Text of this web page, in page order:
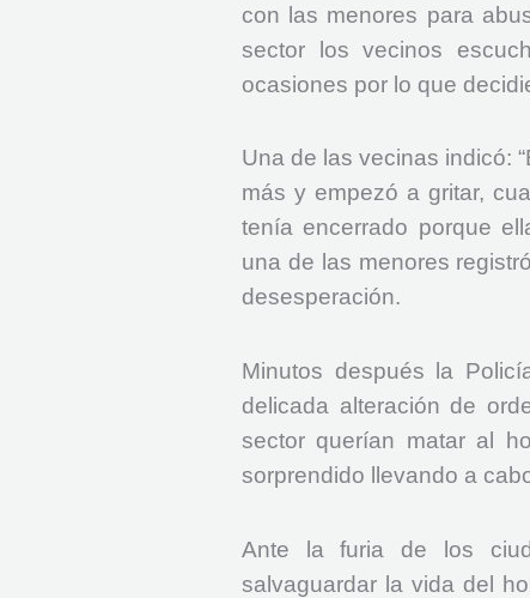
con las menores para
sector los vecinos
ocasiones por lo que
Una de las vecinas indicó:
más y empezó a gritar,
tenía encerrado porque
una de las menores
desesperación.
Minutos después la
delicada alteración de
sector querían matar al
sorprendido llevando a
Ante la furia de los
salvaguardar la vida del